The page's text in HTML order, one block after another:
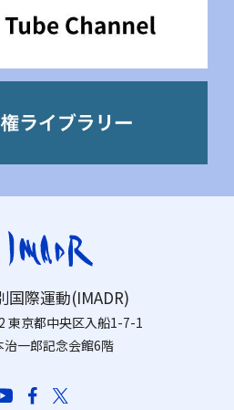
国際運動(IMADR)
東京都中央区入船1-7-1
治一郎記念会館6階